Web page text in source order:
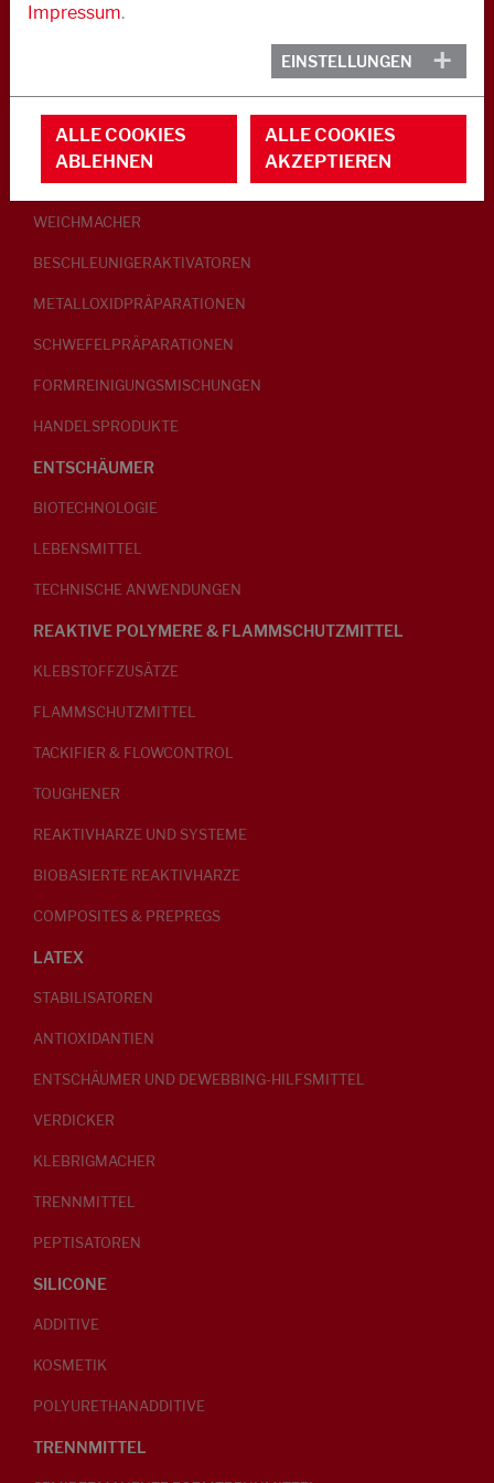
GLEITMITTEL
PEPTISATOREN
KLEBRIGMACHER / HOMOGENISATOREN
WEICHMACHER
BESCHLEUNIGERAKTIVATOREN
METALLOXIDPRÄPARATIONEN
SCHWEFELPRÄPARATIONEN
FORMREINIGUNGSMISCHUNGEN
HANDELSPRODUKTE
ENTSCHÄUMER
BIOTECHNOLOGIE
LEBENSMITTEL
TECHNISCHE ANWENDUNGEN
REAKTIVE POLYMERE & FLAMMSCHUTZMITTEL
KLEBSTOFFZUSÄTZE
FLAMMSCHUTZMITTEL
TACKIFIER & FLOWCONTROL
TOUGHENER
REAKTIVHARZE UND SYSTEME
BIOBASIERTE REAKTIVHARZE
COMPOSITES & PREPREGS
LATEX
STABILISATOREN
ANTIOXIDANTIEN
ENTSCHÄUMER UND DEWEBBING-HILFSMITTEL
VERDICKER
KLEBRIGMACHER
TRENNMITTEL
PEPTISATOREN
SILICONE
ADDITIVE
KOSMETIK
POLYURETHANADDITIVE
TRENNMITTEL
Impressum.
EINSTELLUNGEN
ALLE COOKIES
ABLEHNEN
ALLE COOKIES
AKZEPTIEREN